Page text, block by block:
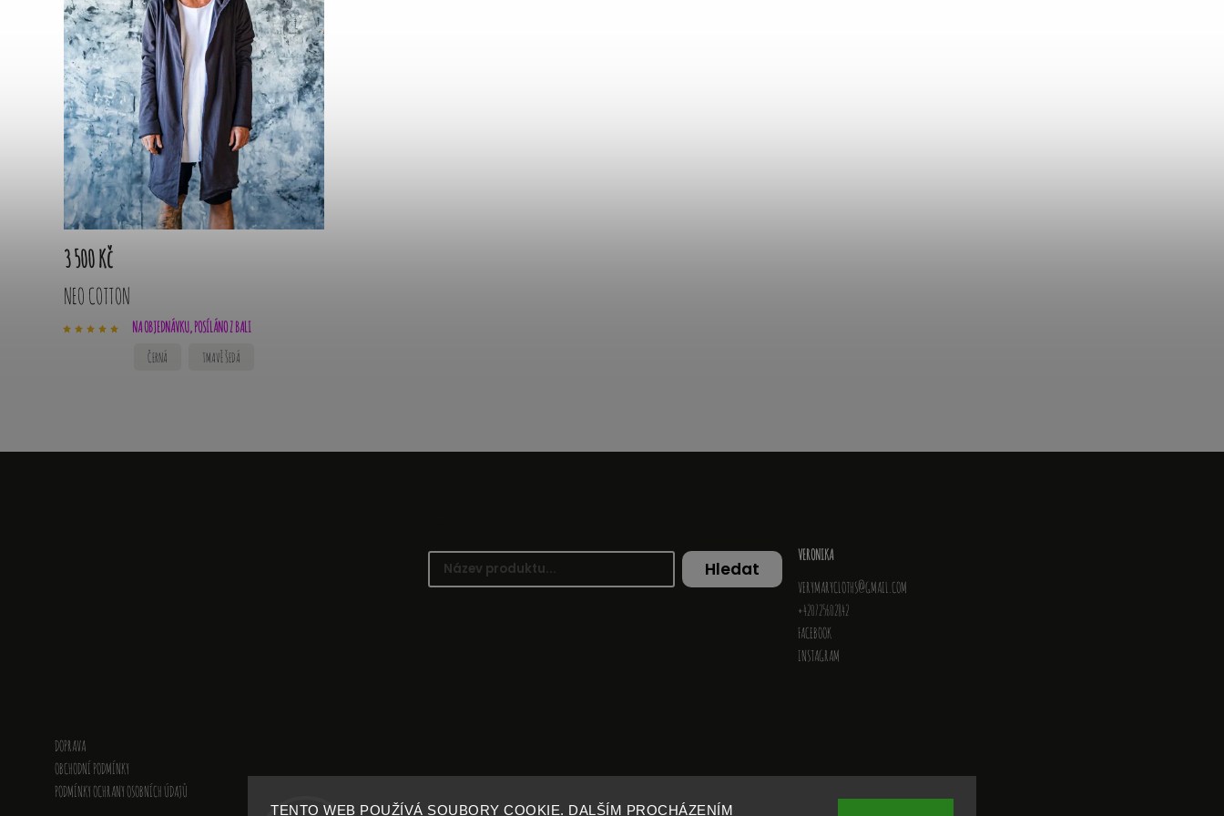
TENTO WEB POUŽÍVÁ SOUBORY COOKIE. DALŠÍM PROCHÁZENÍM
NEO COTTON
NA OBJEDNÁVKU, POSÍLÁNO Z BALI
3 500 Kč
ČERNÁ TMAVĚ ŠEDÁ
Hledat
VERONIKA
VERYMARYCLOTHS@GMAIL.COM
+420725602842
FACEBOOK
INSTAGRAM
DOPRAVA
OBCHODNÍ PODMÍNKY
PODMÍNKY OCHRANY OSOBNÍCH ÚDAJŮ